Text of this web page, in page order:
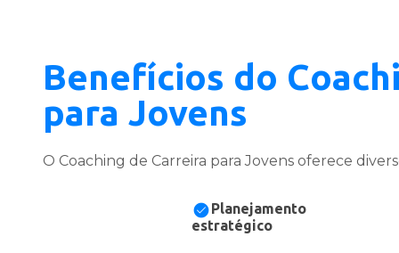
Benefícios do
para Jovens
O Coaching de Carreira para Jovens oferece
Planejamento
estratégico